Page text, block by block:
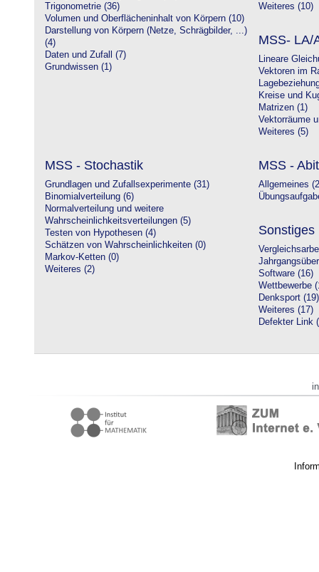
Trigonometrie (36)
Volumen und Oberflächeninhalt von Körpern (10)
Darstellung von Körpern (Netze, Schrägbilder, ...)
(4)
Daten und Zufall (7)
Grundwissen (1)
Weiteres (10)
MSS- LA/
Lineare
Vektoren im
Kreise und
Matrizen (1)
Vektorräume
Weiteres (5)
MSS - Stochastik
Grundlagen und Zufallsexperimente (31)
Binomialverteilung (6)
Normalverteilung und weitere
Wahrscheinlichkeitsverteilungen (5)
Testen von Hypothesen (4)
Schätzen von Wahrscheinlichkeiten (0)
Markov-Ketten (0)
Weiteres (2)
MSS -
Allgemeines
Sonstiges
Software (16)
Wettbewerbe
Denksport (19)
Weiteres (17)
Defekter Link